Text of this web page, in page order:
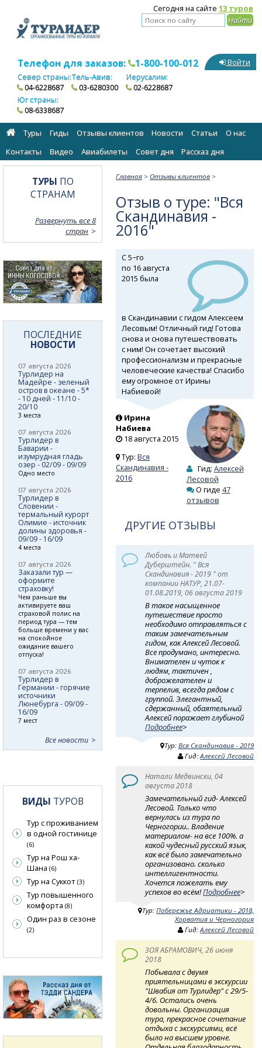
Сегодня на сайте 13 туров
Телефон для заказов: 1-800-100-012
Север страны:
04-6228687
Тель-Авив:
03-6280300
Иерусалим:
02-6228687
Юг страны:
08-6338687
Войти
Туры Гиды Отзывы клиентов Новости Статьи
О нас
Контакты
Видео Авиабилеты Cовет дня Рассказ дня
Главная > Отзывы клиентов >
Отзыв о туре: "Вся
Скандинавия -
2016"
С 5−го
по 16 августа
2015 была
в Скандинавии с гидом Алексеем
Лесовым! Отличный гид! Готова
снова и снова путешествовать
с ним! Он сочетает высокий
профессионализм и прекрасные
человеческие качества! Спасибо
ему огромное от Ирины
Набиевой!
Ирина
Набиева
18 августа 2015
Тур:Вся
Скандинавия -
2016
Гид: Алексей
Лесовой
О гиде 47
отзывов
ДРУГИЕ ОТЗЫВЫ
Любовь и Матвей
Дуберштейн. " Вся
Скандинавия - 2019 " от
компании НАТУР, 21.07-
01.08.2019, 06 августа 2019
В такое насыщенное
путешествие просто
необходимо отправляться с
таким замечательным
гидом, как Алексей Лесовой.
Все продумано, интересно.
Внимателен и чуток к
людям, тактичен ,
доброжелателен и
терпелив, всегда рядом с
группой. Элегантный,
сдержанный, обаятельный
Алексей поражает глубиной
Подробнее>
Тур:Вся Скандинавия - 2019
Гид:Алексей Лесовой
Натали Медвински, 04
августа 2018
Замечательный гид- Алексей
Лесовой. Только что
вернулась из тура по
Черногории.. Владение
материалом- на все 100%. а
какой чудесный русский язык,
как всё было замечательно
организовано. сколько
интеллигентности.
Хочется пожелать ему
успехов во всём!Подробнее>
Тур:Побережье Адриатики - 2018,
Хорватия и Черногория
Гид:Алексей Лесовой
ЗОЯ АБРАМОВИЧ, 26 июня
2018
Побывала с двумя
приятельницами в экскурсии
"Швабия от Турлидер" с 29/5-
4/6. Остались очень
довольны. Организация
тура, прекрасное сочетание
отдыха с экскурсиями, всё
было на высшем уровне.
ТУРЫ ПО
СТРАНАМ
Развернуть все 8
стран
ПОСЛЕДНИЕ
НОВОСТИ
07 августа 2026
Турлидер на
Мадейре - зеленый
остров в океане - 5*
- 10 дней - 11/10 -
20/10
3 места
07 августа 2026
Турлидер в
Баварии -
изумрудная гладь
озер - 02/09 - 09/09
Одно место
07 августа 2026
Турлидер в
Словении -
термальный курорт
Олимие - источник
долины здоровья -
09/09 - 16/09
4 места
07 августа 2026
Заказали тур —
оформите
страховку!
Чем раньше вы
активируете ваш
страховой полис на
период тура — тем
больше времени у вас
на спокойное
ожидание вашего
отпуска!
07 августа 2026
Турлидер в
Германии - горячие
источники
Люнебурга - 09/09 -
16/09
7 мест
Все новости
ВИДЫ ТУРОВ
Тур с проживанием
в одной гостинице
(6)
Тур на Рош ха-
Шана (6)
Тур на Суккот (3)
Тур повышенного
комфорта (8)
Один раз в сезоне
(2)